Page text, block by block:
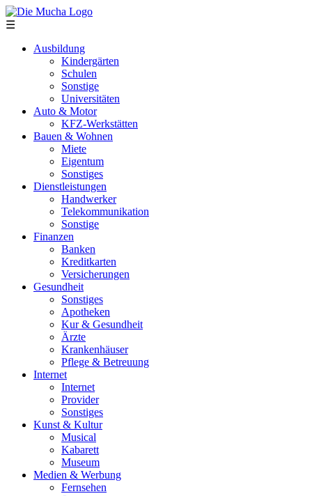
Direkt zum Inhalt
☰
Ausbildung
Kindergärten
Schulen
Sonstige
Universitäten
Auto & Motor
KFZ-Werkstätten
Bauen & Wohnen
Miete
Eigentum
Sonstiges
Dienstleistungen
Handwerker
Telekommunikation
Sonstige
Finanzen
Banken
Kreditkarten
Versicherungen
Gesundheit
Sonstiges
Apotheken
Kur & Gesundheit
Ärzte
Krankenhäuser
Pflege & Betreuung
Internet
Internet
Provider
Sonstiges
Kunst & Kultur
Musical
Kabarett
Museum
Medien & Werbung
Fernsehen